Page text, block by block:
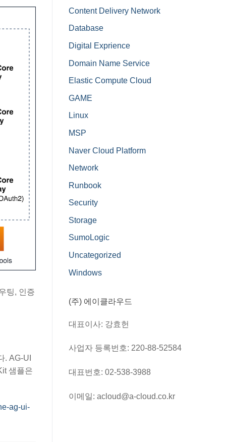
팅, 인증
. AG-UI
샘플은
ag-ui-
Content Delivery Network
Database
Digital Exprience
Domain Name Service
Elastic Compute Cloud
GAME
Linux
MSP
Naver Cloud Platform
Network
Runbook
Security
Storage
SumoLogic
Uncategorized
Windows
(주) 에이클라우드
대표이사: 강효헌
사업자 등록번호: 220-88-52584
대표번호: 02-538-3988
이메일: acloud@a-cloud.co.kr